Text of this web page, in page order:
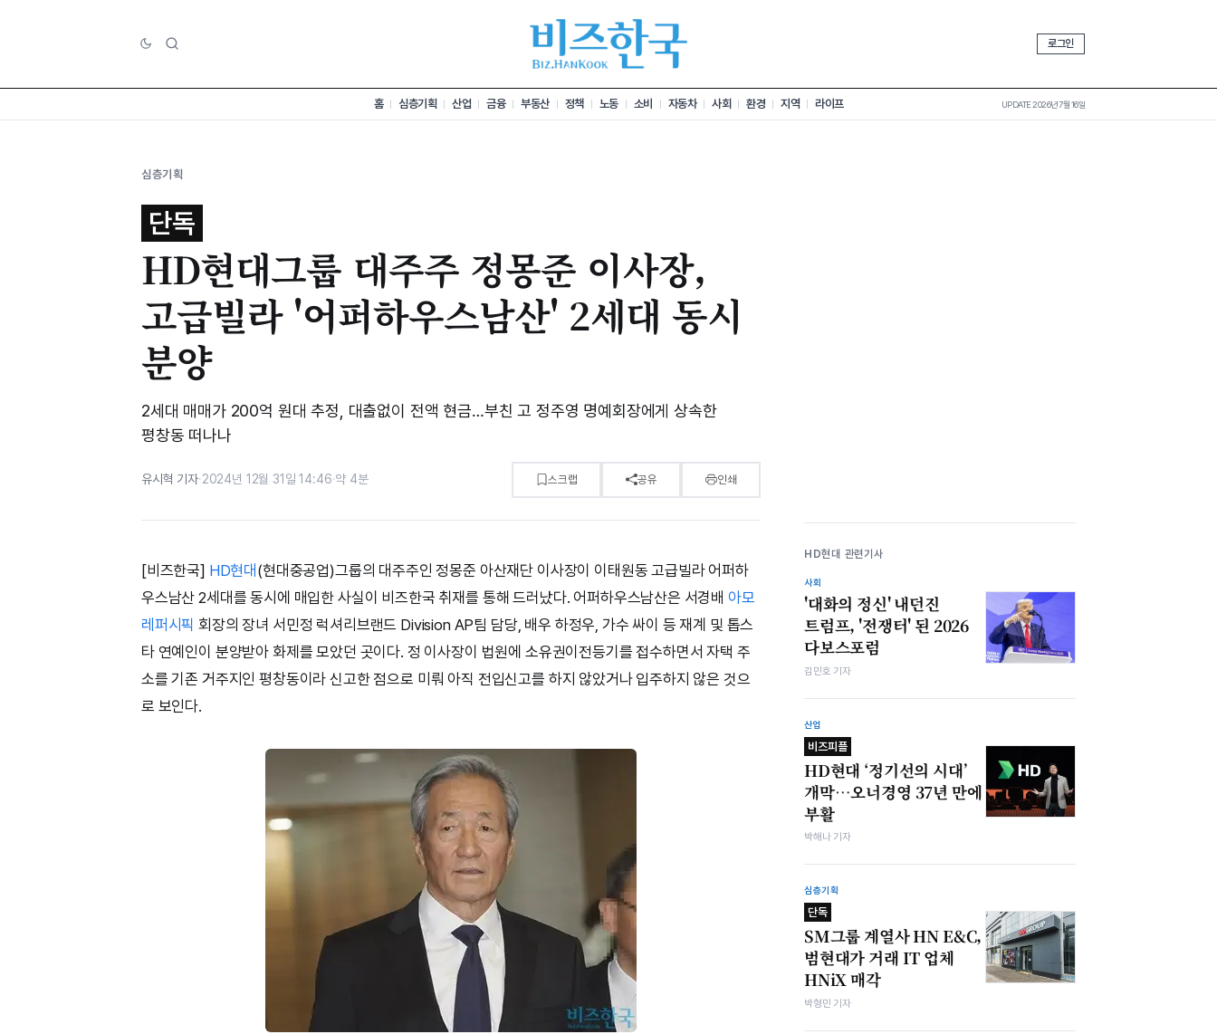
로그인
홈 심층기획 산업 금융 부동산 정책 노동 소비 자동차 사회 환경 지역 라이프 UPDATE 2026년 7월 16일
심층기획
단독
HD현대그룹 대주주 정몽준 이사장,
고급빌라 '어퍼하우스남산' 2세대 동시
분양
2세대 매매가 200억 원대 추정, 대출없이 전액 현금…부친 고 정주영 명예회장에게 상속한
평창동 떠나나
유시혁 기자·2024년 12월 31일 14:46·약 4분 스크랩 공유 인쇄
[비즈한국] HD현대(현대중공업)그룹의 대주주인 정몽준 아산재단 이사장이 이태원동 고급빌라 어퍼하
우스남산 2세대를 동시에 매입한 사실이 비즈한국 취재를 통해 드러났다. 어퍼하우스남산은 서경배 아모
레퍼시픽 회장의 장녀 서민정 럭셔리브랜드 Division AP팀 담당, 배우 하정우, 가수 싸이 등 재계 및 톱스
타 연예인이 분양받아 화제를 모았던 곳이다. 정 이사장이 법원에 소유권이전등기를 접수하면서 자택 주
소를 기존 거주지인 평창동이라 신고한 점으로 미뤄 아직 전입신고를 하지 않았거나 입주하지 않은 것으
로 보인다.
HD현대 관련기사
사회
'대화의 정신' 내던진
트럼프, '전쟁터' 된 2026
다보스포럼
김민호 기자
산업
비즈피플
HD현대 ‘정기선의 시대’
개막…오너경영 37년 만에
부활
박해나 기자
심층기획
단독
SM그룹 계열사 HN E&C,
범현대가 거래 IT 업체
HNiX 매각
박형민 기자